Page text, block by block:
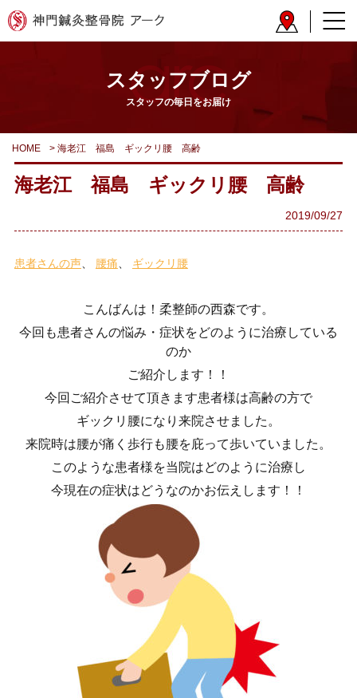
スタッフブログ
スタッフの毎日をお届け
HOME > 海老江 福島 ギックリ腰 高齢
海老江 福島 ギックリ腰 高齢
2019/09/27
患者さんの声 腰痛 ギックリ腰
こんばんは！柔整師の西森です。
今回も患者さんの悩み・症状をどのように治療している
のか
ご紹介します！！
今回ご紹介させて頂きます患者様は高齢の方で
ギックリ腰になり来院させました。
来院時は腰が痛く歩行も腰を庇って歩いていました。
このような患者様を当院はどのように治療し
今現在の症状はどうなのかお伝えします！！